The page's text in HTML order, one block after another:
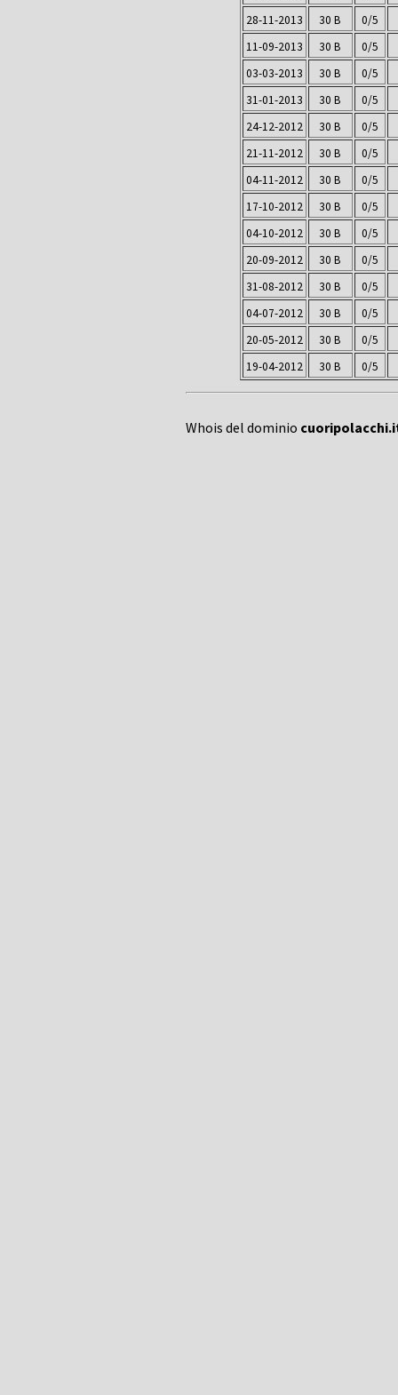
28-11-2013
30 B
0/5
11-09-2013
30 B
0/5
03-03-2013
30 B
0/5
31-01-2013
30 B
0/5
24-12-2012
30 B
0/5
21-11-2012
30 B
0/5
04-11-2012
30 B
0/5
17-10-2012
30 B
0/5
04-10-2012
30 B
0/5
20-09-2012
30 B
0/5
31-08-2012
30 B
0/5
04-07-2012
30 B
0/5
20-05-2012
30 B
0/5
19-04-2012
30 B 0/5
Whois del dominio